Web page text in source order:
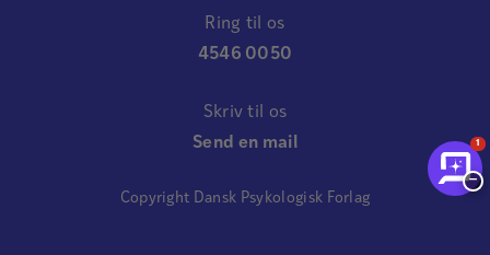
Ring til os
4546 0050
Skriv til os
Send en mail
Copyright Dansk Psykologisk Forlag
1
−